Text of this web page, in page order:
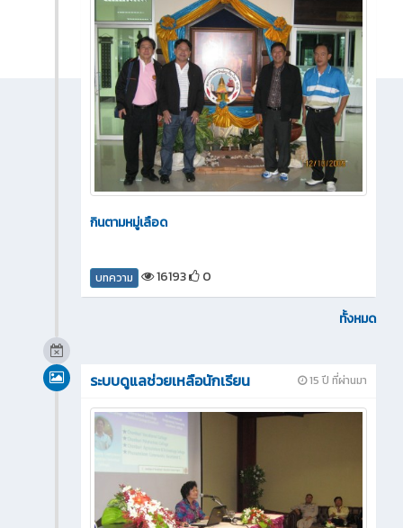
กินตามหมู่เลือด
บทความ 16193 0
ทั้งหมด
15 ปี ที่ผ่านมา
ระบบดูแลช่วยเหลือนักเรียน